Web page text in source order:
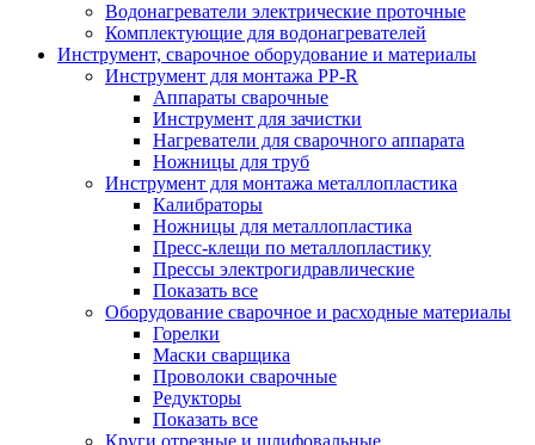
Водонагреватели электрические проточные
Комплектующие для водонагревателей
Инструмент, сварочное оборудование и материалы
Инструмент для монтажа PP-R
Аппараты сварочные
Инструмент для зачистки
Нагреватели для сварочного аппарата
Ножницы для труб
Инструмент для монтажа металлопластика
Калибраторы
Ножницы для металлопластика
Пресс-клещи по металлопластику
Прессы электрогидравлические
Показать все
Оборудование сварочное и расходные материалы
Горелки
Маски сварщика
Проволоки сварочные
Редукторы
Показать все
Круги отрезные и шлифовальные